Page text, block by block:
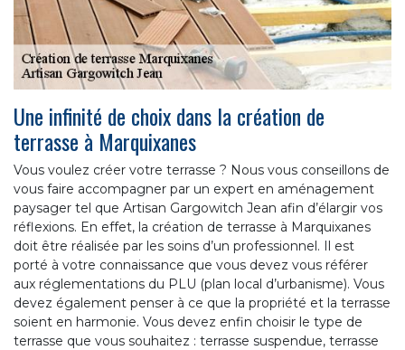
Une infinité de choix dans la création de
terrasse à Marquixanes
Vous voulez créer votre terrasse ? Nous vous conseillons de
vous faire accompagner par un expert en aménagement
paysager tel que Artisan Gargowitch Jean afin d’élargir vos
réflexions. En effet, la création de terrasse à Marquixanes
doit être réalisée par les soins d’un professionnel. Il est
porté à votre connaissance que vous devez vous référer
aux réglementations du PLU (plan local d’urbanisme). Vous
devez également penser à ce que la propriété et la terrasse
soient en harmonie. Vous devez enfin choisir le type de
terrasse que vous souhaitez : terrasse suspendue, terrasse